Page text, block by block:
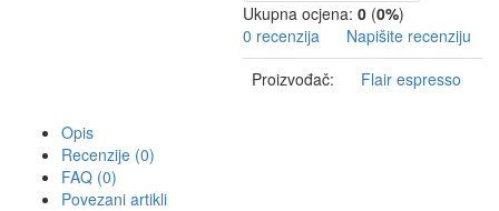
Ukupna ocjena: 0 (0%)
0 recenzija
Napišite recenziju
Proizvođač:
Flair espresso
Opis
Recenzije (0)
FAQ (0)
Povezani artikli